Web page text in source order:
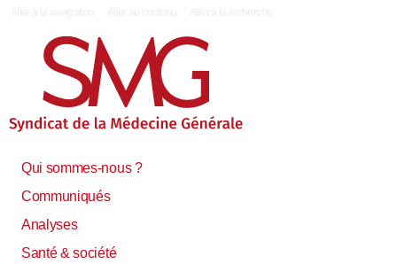
Qui sommes-nous ?
Communiqués
Analyses
Santé & société